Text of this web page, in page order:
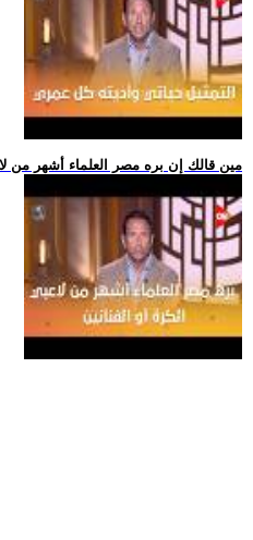
.. مين قالك إن بره مصر العلماء أشهر من